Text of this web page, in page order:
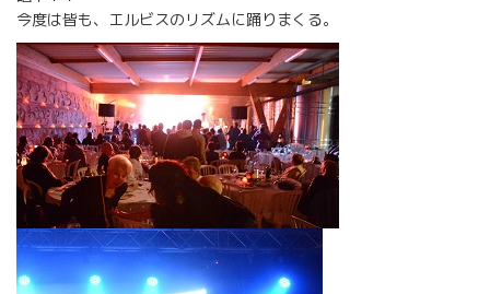
今度は皆も、エルビスのリズムに踊りまくる。